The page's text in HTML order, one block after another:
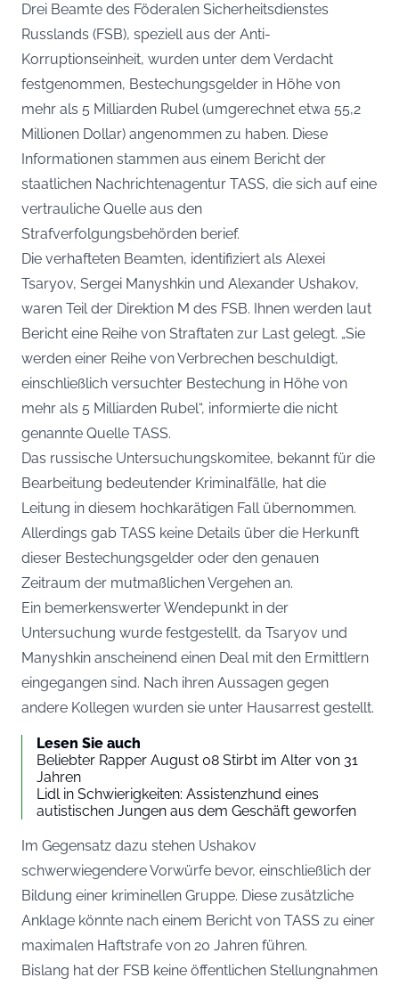
Drei Beamte des Föderalen Sicherheitsdienstes
Russlands (FSB), speziell aus der Anti-
Korruptionseinheit, wurden unter dem Verdacht
festgenommen, Bestechungsgelder in Höhe von
mehr als 5 Milliarden Rubel (umgerechnet etwa 55,2
Millionen Dollar) angenommen zu haben. Diese
Informationen stammen aus einem Bericht der
staatlichen Nachrichtenagentur TASS, die sich auf eine
vertrauliche Quelle aus den
Strafverfolgungsbehörden berief.
Die verhafteten Beamten, identifiziert als Alexei
Tsaryov, Sergei Manyshkin und Alexander Ushakov,
waren Teil der Direktion M des FSB. Ihnen werden laut
Bericht eine Reihe von Straftaten zur Last gelegt. „Sie
werden einer Reihe von Verbrechen beschuldigt,
einschließlich versuchter Bestechung in Höhe von
mehr als 5 Milliarden Rubel“, informierte die nicht
genannte Quelle TASS.
Das russische Untersuchungskomitee, bekannt für die
Bearbeitung bedeutender Kriminalfälle, hat die
Leitung in diesem hochkarätigen Fall übernommen.
Allerdings gab TASS keine Details über die Herkunft
dieser Bestechungsgelder oder den genauen
Zeitraum der mutmaßlichen Vergehen an.
Ein bemerkenswerter Wendepunkt in der
Untersuchung wurde festgestellt, da Tsaryov und
Manyshkin anscheinend einen Deal mit den Ermittlern
eingegangen sind. Nach ihren Aussagen gegen
andere Kollegen wurden sie unter Hausarrest gestellt.
Lesen Sie auch
Beliebter Rapper August 08 Stirbt im Alter von 31
Jahren
Lidl in Schwierigkeiten: Assistenzhund eines
autistischen Jungen aus dem Geschäft geworfen
Im Gegensatz dazu stehen Ushakov
schwerwiegendere Vorwürfe bevor, einschließlich der
Bildung einer kriminellen Gruppe. Diese zusätzliche
Anklage könnte nach einem Bericht von TASS zu einer
maximalen Haftstrafe von 20 Jahren führen.
Bislang hat der FSB keine öffentlichen Stellungnahmen